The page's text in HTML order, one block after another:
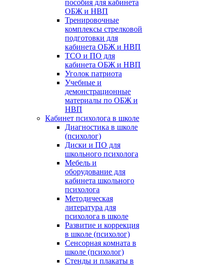
пособия для кабинета
ОБЖ и НВП
Тренировочные
комплексы стрелковой
подготовки для
кабинета ОБЖ и НВП
ТСО и ПО для
кабинета ОБЖ и НВП
Уголок патриота
Учебные и
демонстрационные
материалы по ОБЖ и
НВП
Кабинет психолога в школе
Диагностика в школе
(психолог)
Диски и ПО для
школьного психолога
Мебель и
оборудование для
кабинета школьного
психолога
Методическая
литература для
психолога в школе
Развитие и коррекция
в школе (психолог)
Сенсорная комната в
школе (психолог)
Стенды и плакаты в